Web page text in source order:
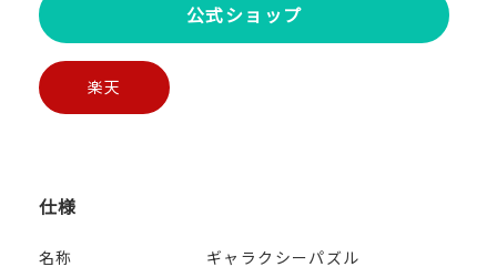
公式ショップ
楽天
仕様
名称 ギャラクシーパズル